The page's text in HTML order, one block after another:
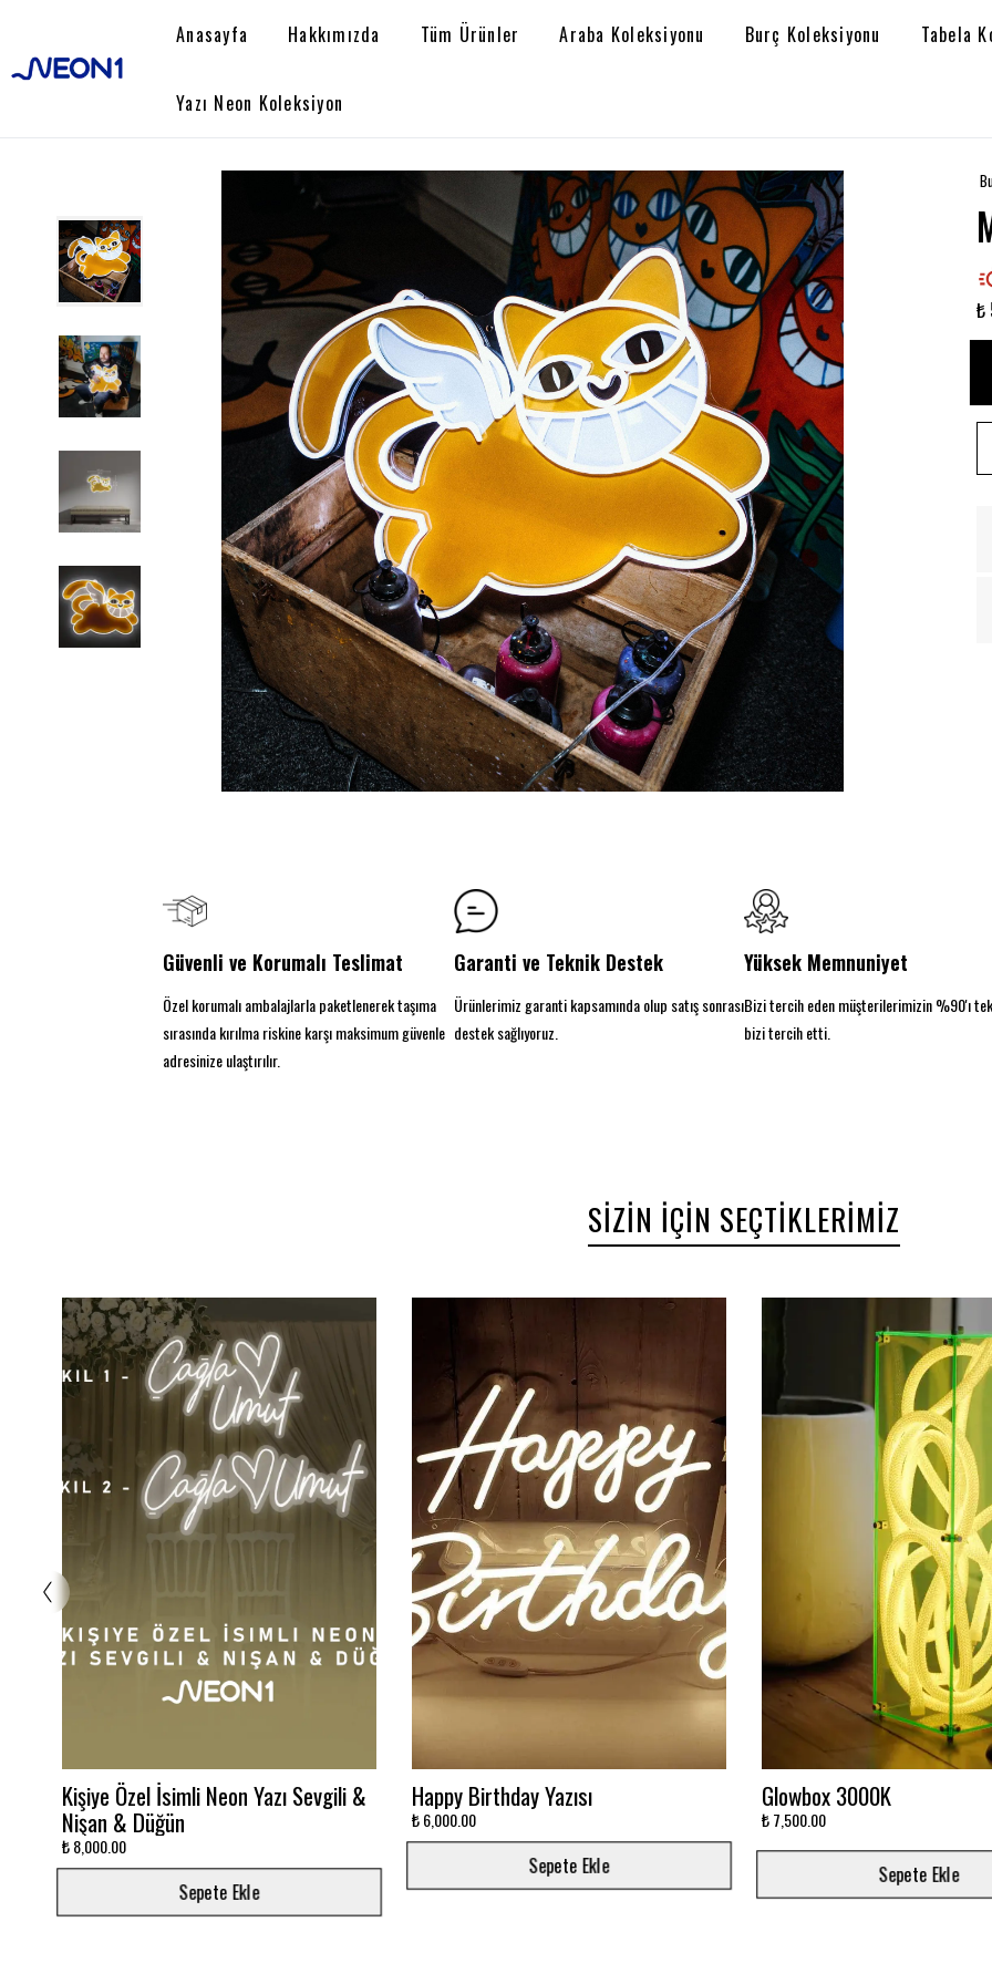
Anasayfa Hakkımızda Tüm Ürünler Araba Koleksiyonu Burç Koleksiyonu Tabela
Yazı Neon Koleksiyon
₺
Güvenli ve Korumalı Teslimat
Özel korumalı ambalajlarla paketlenerek taşıma
sırasında kırılma riskine karşı maksimum güvenle
adresinize ulaştırılır.
Garanti ve Teknik Destek
Ürünlerimiz garanti kapsamında olup satış sonrası
destek sağlıyoruz.
Yüksek Memnuniyet
Bizi tercih eden müşterilerimizin %90'ı
bizi tercih etti.
SIZIN İÇIN SEÇTIKLERIMIZ
Glowbox 3000K
₺ 7,500.00
Sepete Ekle
Dalgalı Mavi Sonsuzluk Aynası
₺ 12,000.00
Sepete Ekle
Ay'da Yatan Astronot
Baskılı
₺ 5,500.00